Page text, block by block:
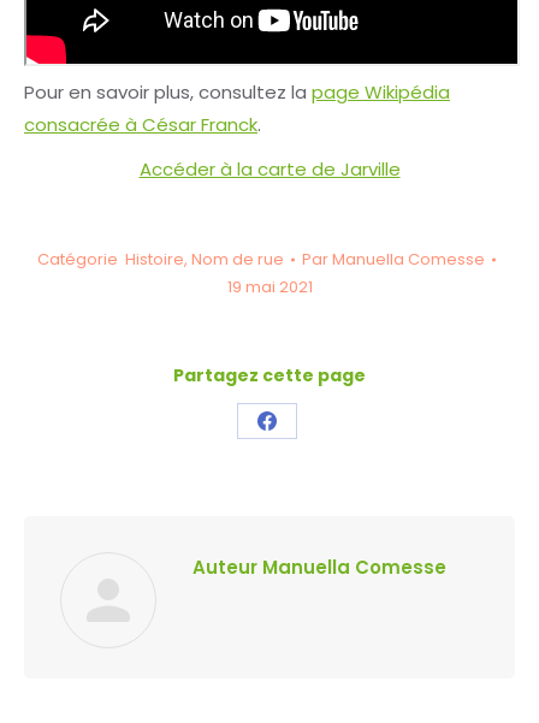
Pour en savoir plus, consultez la page Wikipédia
consacrée à César Franck.
Accéder à la carte de Jarville
Catégorie Histoire, Nom de rue ParManuella Comesse
19 mai 2021
Partagez cette page
Partager
Auteur Manuella Comesse